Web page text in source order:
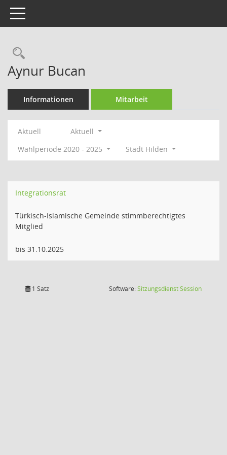
Toggle navigation
Rechercheauswahl
Aynur Bucan
Informationen Mitarbeit
Aktuell
Aktuell
Wahlperiode 2020 - 2025
Stadt Hilden
Integrationsrat
Türkisch-Islamische Gemeinde stimmberechtigtes
Mitglied
bis 31.10.2025
1 Satz Software:SitzungsdienstSession(Wird in